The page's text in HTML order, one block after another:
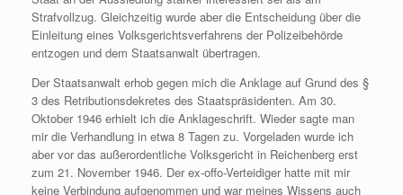
Strafvollzug. Gleichzeitig wurde aber die Entscheidung über die
Einleitung eines Volksgerichtsverfahrens der Polizeibehörde
entzogen und dem Staatsanwalt übertragen.
Der Staatsanwalt erhob gegen mich die Anklage auf Grund des §
3 des Retributionsdekretes des Staatspräsidenten. Am 30.
Oktober 1946 erhielt ich die Anklageschrift. Wieder sagte man
mir die Verhandlung in etwa 8 Tagen zu. Vorgeladen wurde ich
aber vor das außerordentliche Volksgericht in Reichenberg erst
zum 21. November 1946. Der ex-offo-Verteidiger hatte mit mir
keine Verbindung aufgenommen und war meines Wissens auch